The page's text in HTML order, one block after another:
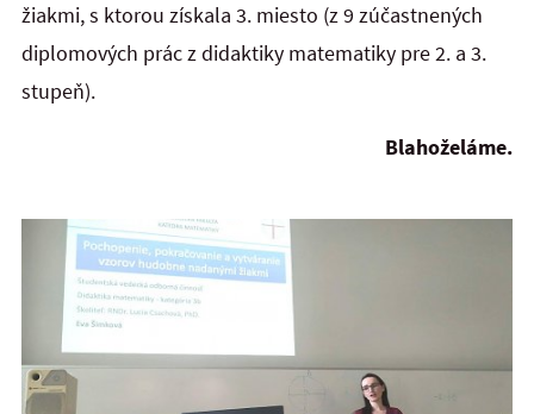
žiakmi, s ktorou získala 3. miesto (z 9 zúčastnených
diplomových prác z didaktiky matematiky pre 2. a 3.
stupeň).
Blahoželáme.